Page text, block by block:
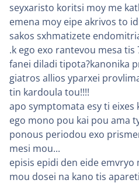
seyxaristo koritsi moy me
emena moy eipe akrivos to
sakos sxhmatizete
.k ego exo rantevou mesa tis
fanei diladi tipota?kanonika
giatros allios yparxei
tin kardoula tou!!!!
apo symptomata esy ti eixes
ego mono pou kai pou ama
ponous periodou exo
mesi mou...
episis epidi den eide
mou dosei na kano tis